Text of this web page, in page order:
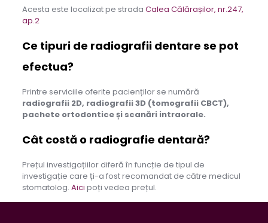
Acesta este localizat pe strada Calea Călărașilor, nr.247,
ap.2
Ce tipuri de radiografii dentare se pot
efectua?
Printre serviciile oferite pacienților se numără
radiografii 2D, radiografii 3D (tomografii CBCT),
pachete ortodontice și scanări intraorale.
Cât costă o radiografie dentară?
Prețul investigațiilor diferă în funcție de tipul de
investigație care ți-a fost recomandat de către medicul
stomatolog. Aici poți vedea prețul.